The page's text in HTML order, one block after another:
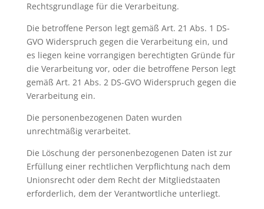
Rechtsgrundlage für die Verarbeitung.
Die betroffene Person legt gemäß Art. 21 Abs. 1 DS-
GVO Widerspruch gegen die Verarbeitung ein, und
es liegen keine vorrangigen berechtigten Gründe für
die Verarbeitung vor, oder die betroffene Person legt
gemäß Art. 21 Abs. 2 DS-GVO Widerspruch gegen die
Verarbeitung ein.
Die personenbezogenen Daten wurden
unrechtmäßig verarbeitet.
Die Löschung der personenbezogenen Daten ist zur
Erfüllung einer rechtlichen Verpflichtung nach dem
Unionsrecht oder dem Recht der Mitgliedstaaten
erforderlich, dem der Verantwortliche unterliegt.